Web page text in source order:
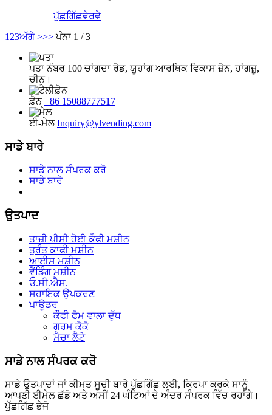
ਪੁੱਛਗਿੱਛਵੇਰਵੇ
1 23ਅੱਗੇ >>> ਪੰਨਾ 1 / 3
ਪਤਾ ਨੰਬਰ 100 ਚਾਂਗਦਾ ਰੋਡ, ਯੂਹਾਂਗ ਆਰਥਿਕ ਵਿਕਾਸ ਜ਼ੋਨ, ਹਾਂਗਜ਼ੂ,
ਚੀਨ।
ਫ਼ੋਨ +86 15088777517
ਈ-ਮੇਲ Inquiry@ylvending.com
ਸਾਡੇ ਬਾਰੇ
ਸਾਡੇ ਨਾਲ ਸੰਪਰਕ ਕਰੋ
ਸਾਡੇ ਬਾਰੇ
ਉਤਪਾਦ
ਤਾਜ਼ੀ ਪੀਸੀ ਹੋਈ ਕੌਫੀ ਮਸ਼ੀਨ
ਤੁਰੰਤ ਕਾਫੀ ਮਸ਼ੀਨ
ਆਈਸ ਮਸ਼ੀਨ
ਵੈਂਡਿੰਗ ਮਸ਼ੀਨ
ਓ.ਸੀ.ਐਸ.
ਸਹਾਇਕ ਉਪਕਰਣ
ਪਾਊਡਰ
ਕੌਫੀ ਫੋਮ ਵਾਲਾ ਦੁੱਧ
ਗਰਮ ਕੋਕੋ
ਮੈਚਾ ਲੈਟੇ
ਸਾਡੇ ਨਾਲ ਸੰਪਰਕ ਕਰੋ
ਸਾਡੇ ਉਤਪਾਦਾਂ ਜਾਂ ਕੀਮਤ ਸੂਚੀ ਬਾਰੇ ਪੁੱਛਗਿੱਛ ਲਈ, ਕਿਰਪਾ ਕਰਕੇ ਸਾਨੂੰ
ਆਪਣੀ ਈਮੇਲ ਛੱਡੋ ਅਤੇ ਅਸੀਂ 24 ਘੰਟਿਆਂ ਦੇ ਅੰਦਰ ਸੰਪਰਕ ਵਿੱਚ ਰਹਾਂਗੇ।
ਪੁੱਛਗਿੱਛ ਭੇਜੋ